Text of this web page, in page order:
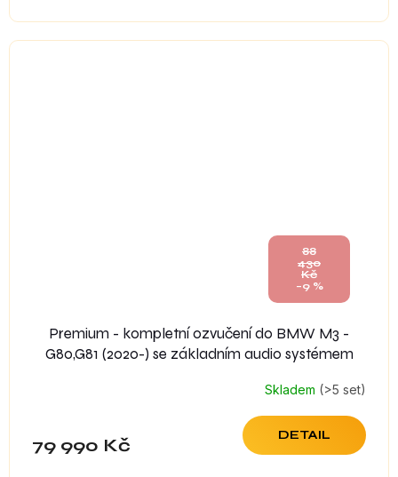
88
430
Kč
–9 %
Premium - kompletní ozvučení do BMW M3 -
G80,G81 (2020-) se základním audio systémem
Skladem (>5 set)
79 990 Kč DETAIL